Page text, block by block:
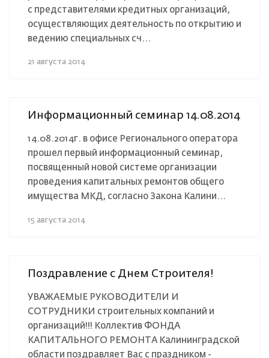
с представителями кредитных организаций,
осуществляющих деятельность по открытию и
ведению специальных сч...
21 августа 2014
Информационный семинар 14.08.2014
14.08.2014г. в офисе Регионального оператора
прошел первый информационный семинар,
посвященный новой системе организации
проведения капитальных ремонтов общего
имущества МКД, согласно Закона Калини...
15 августа 2014
Поздравление с Днем Строителя!
УВАЖАЕМЫЕ РУКОВОДИТЕЛИ И
СОТРУДНИКИ строительных компаний и
организаций!!! Коллектив ФОНДА
КАПИТАЛЬНОГО РЕМОНТА Калининградской
области поздравляет Вас с праздником -